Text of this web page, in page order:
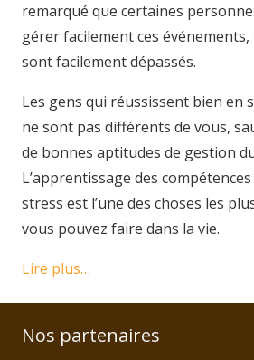
remarqué que certaines
gérer facilement ces événements,
sont facilement dépassés.
Les gens qui réussissent bien en
ne sont pas différents de vous,
de bonnes aptitudes de gestion
L’apprentissage des
stress est l’une des choses les
vous pouvez faire dans la vie.
Lire plus…
Nos partenaires